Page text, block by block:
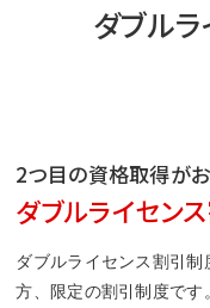
ダブル
2つ目の資格取得がお
ダブルライセン
ダブルライセンス割引
方、限定の割引制度です。